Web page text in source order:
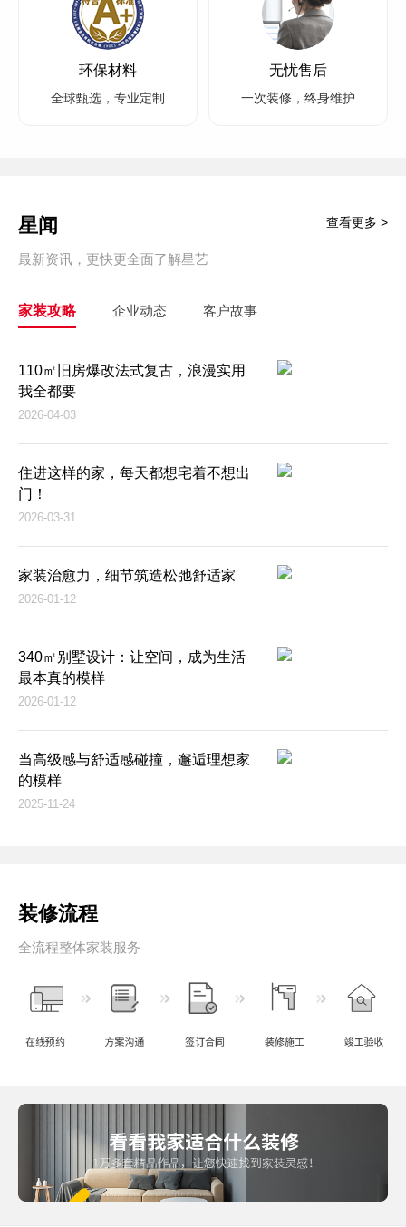
环保材料
全球甄选，专业定制
无忧售后
一次装修，终身维护
星闻
最新资讯，更快更全面了解星艺
查看更多 >
家装攻略 企业动态 客户故事
110㎡旧房爆改法式复古，浪漫实用
我全都要
2026-04-03
住进这样的家，每天都想宅着不想出
门！
2026-03-31
家装治愈力，细节筑造松弛舒适家
2026-01-12
340㎡别墅设计：让空间，成为生活
最本真的模样
2026-01-12
当高级感与舒适感碰撞，邂逅理想家
的模样
2025-11-24
装修流程
全流程整体家装服务